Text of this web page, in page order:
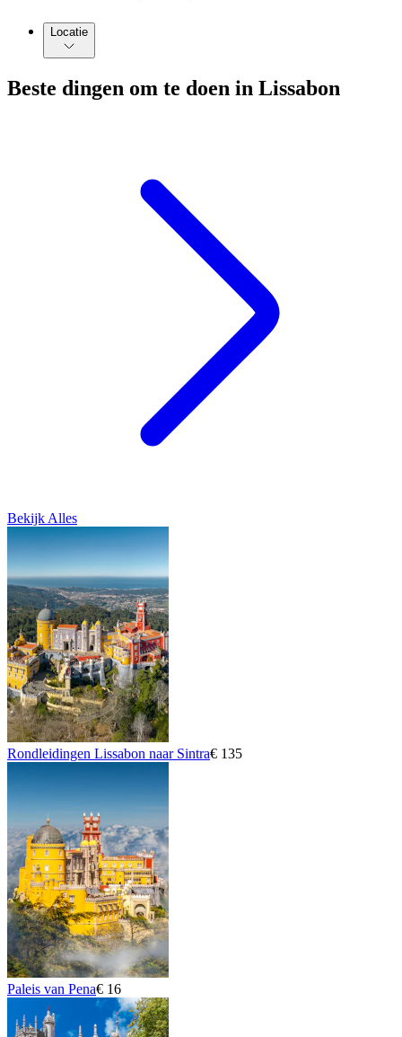
Locatie
Beste dingen om te doen in Lissabon
Bekijk Alles
Rondleidingen Lissabon naar Sintra€ 135
Paleis van Pena€ 16